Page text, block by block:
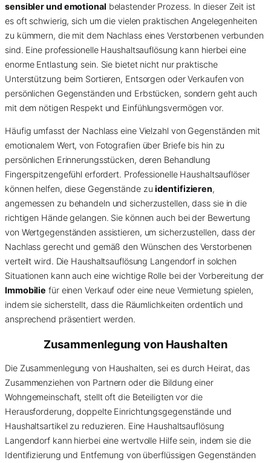
sensibler und emotional belastender Prozess. In dieser Zeit ist
es oft schwierig, sich um die vielen praktischen Angelegenheiten
zu kümmern, die mit dem Nachlass eines Verstorbenen verbunden
sind. Eine professionelle Haushaltsauflösung kann hierbei eine
enorme Entlastung sein. Sie bietet nicht nur praktische
Unterstützung beim Sortieren, Entsorgen oder Verkaufen von
persönlichen Gegenständen und Erbstücken, sondern geht auch
mit dem nötigen Respekt und Einfühlungsvermögen vor.
Häufig umfasst der Nachlass eine Vielzahl von Gegenständen mit
emotionalem Wert, von Fotografien über Briefe bis hin zu
persönlichen Erinnerungsstücken, deren Behandlung
Fingerspitzengefühl erfordert. Professionelle Haushaltsauflöser
können helfen, diese Gegenstände zuidentifizieren,
angemessen zu behandeln und sicherzustellen, dass sie in die
richtigen Hände gelangen. Sie können auch bei der Bewertung
von Wertgegenständen assistieren, um sicherzustellen, dass der
Nachlass gerecht und gemäß den Wünschen des Verstorbenen
verteilt wird. Die Haushaltsauflösung Langendorf in solchen
Situationen kann auch eine wichtige Rolle bei der Vorbereitung der
Immobilie für einen Verkauf oder eine neue Vermietung spielen,
indem sie sicherstellt, dass die Räumlichkeiten ordentlich und
ansprechend präsentiert werden.
Zusammenlegung von Haushalten
Die Zusammenlegung von Haushalten, sei es durch Heirat, das
Zusammenziehen von Partnern oder die Bildung einer
Wohngemeinschaft, stellt oft die Beteiligten vor die
Herausforderung, doppelte Einrichtungsgegenstände und
Haushaltsartikel zu reduzieren. Eine Haushaltsauflösung
Langendorf kann hierbei eine wertvolle Hilfe sein, indem sie die
Identifizierung und Entfernung von überflüssigen Gegenständen